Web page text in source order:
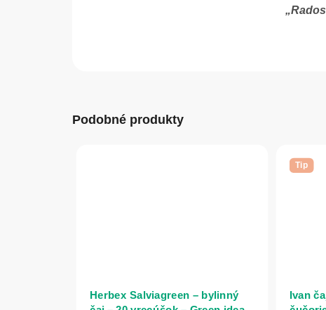
Podobné produkty
Herbex Salviagreen – bylinný
Tip
Ivan